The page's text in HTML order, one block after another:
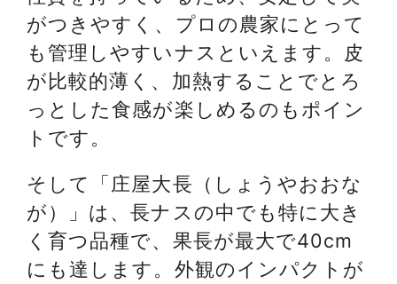
がつきやすく、プロの農家にとって
も管理しやすいナスといえます。皮
が比較的薄く、加熱することでとろ
っとした食感が楽しめるのもポイン
トです。
そして「庄屋大長（しょうやおおな
が）」は、長ナスの中でも特に大き
く育つ品種で、果長が最大で40cm
にも達します。外観のインパクトが